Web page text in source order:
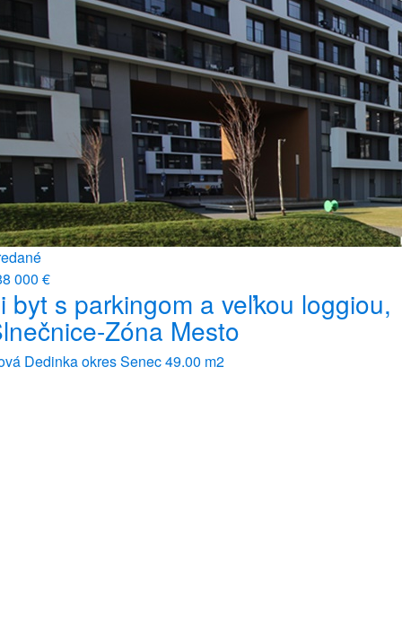
000 €
byt s parkingom a veľkou loggiou,
Zóna Mesto
Dedinka okres Senec49.00 m2